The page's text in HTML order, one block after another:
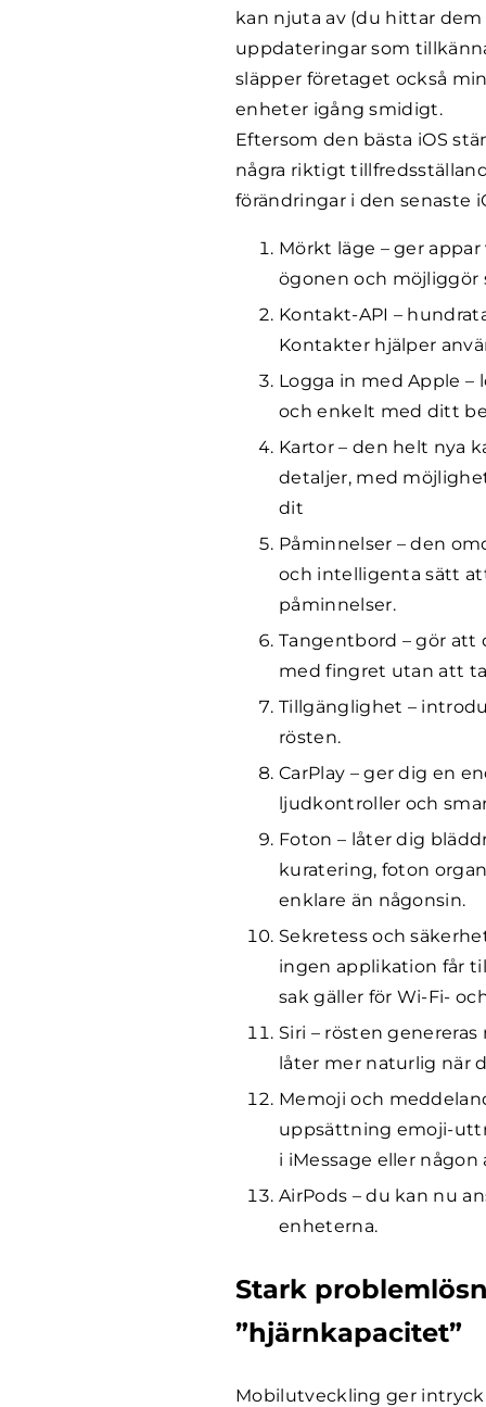
kan njuta av (du hittar
uppdateringar som
släpper företaget också
enheter igång smidigt.
Eftersom den bästa iOS
några riktigt
förändringar i den senaste
Mörkt läge – ger
ögonen och möjliggör
Kontakt-API –
Kontakter hjälper
Logga in med Apple –
och enkelt med ditt
Kartor – den helt nya
detaljer, med
dit
Påminnelser – den
och intelligenta sätt
påminnelser.
Tangentbord – gör att
med fingret utan att
Tillgänglighet –
rösten.
CarPlay – ger dig en
ljudkontroller och
Foton – låter dig
kuratering, foton
enklare än någonsin.
Sekretess och
ingen applikation får
sak gäller för Wi-Fi-
Siri – rösten
låter mer naturlig när
Memoji och
uppsättning emoji-
i iMessage eller någon
AirPods – du kan nu
enheterna.
Stark
”hjärnkapacitet”
Mobilutveckling ger